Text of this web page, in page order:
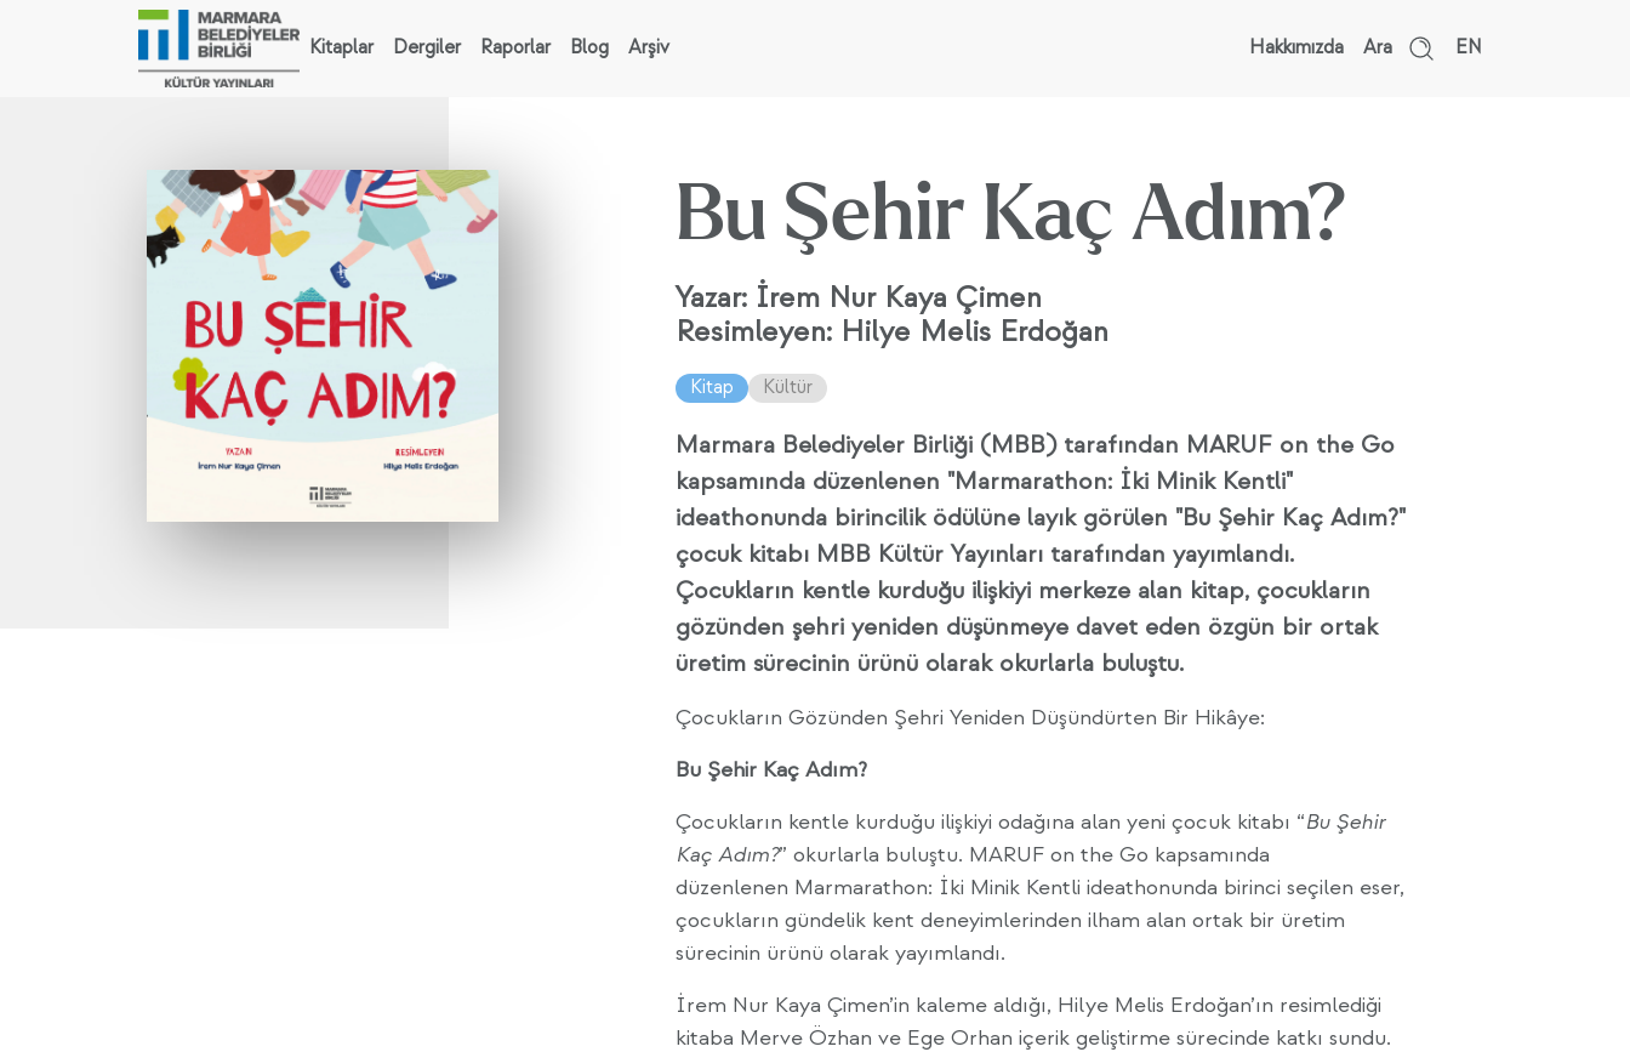
Kitaplar Dergiler Raporlar Blog Arşiv Hakkımızda Ara EN
Bu Şehir Kaç Adım?
Yazar: İrem Nur Kaya Çimen
Resimleyen: Hilye Melis Erdoğan
Kitap Kültür
Marmara Belediyeler Birliği (MBB) tarafından MARUF on the Go
kapsamında düzenlenen "Marmarathon: İki Minik Kentli"
ideathonunda birincilik ödülüne layık görülen "Bu Şehir Kaç Adım?"
çocuk kitabı MBB Kültür Yayınları tarafından yayımlandı.
Çocukların kentle kurduğu ilişkiyi merkeze alan kitap, çocukların
gözünden şehri yeniden düşünmeye davet eden özgün bir ortak
üretim sürecinin ürünü olarak okurlarla buluştu.
Çocukların Gözünden Şehri Yeniden Düşündürten Bir Hikâye:
Bu Şehir Kaç Adım?
Çocukların kentle kurduğu ilişkiyi odağına alan yeni çocuk kitabı “Bu Şehir
Kaç Adım?” okurlarla buluştu. MARUF on the Go kapsamında
düzenlenen Marmarathon: İki Minik Kentli ideathonunda birinci seçilen eser,
çocukların gündelik kent deneyimlerinden ilham alan ortak bir üretim
sürecinin ürünü olarak yayımlandı.
İrem Nur Kaya Çimen’in kaleme aldığı, Hilye Melis Erdoğan’ın resimlediği
kitaba Merve Özhan ve Ege Orhan içerik geliştirme sürecinde katkı sundu.